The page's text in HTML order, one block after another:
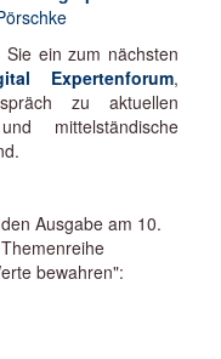
Sie ein zum nächsten
Expertenforum,
zu aktuellen
mittelständische
Ausgabe am 10.
bewahren":